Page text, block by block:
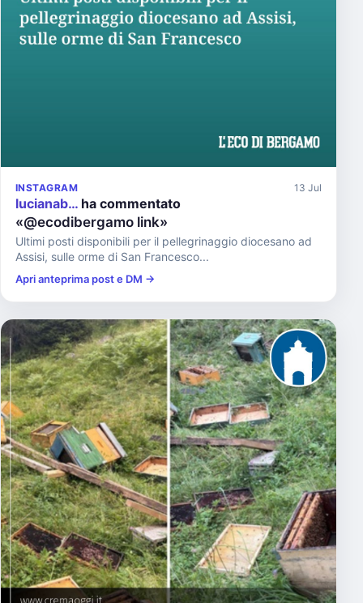
INSTAGRAM 13 Jul
lucianab… ha commentato
«@ecodibergamo link»
Ultimi posti disponibili per il pellegrinaggio diocesano ad
Assisi, sulle orme di San Francesco...
Apri anteprima post e DM →